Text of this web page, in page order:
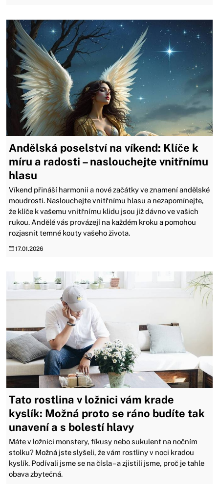
Andělská poselství na víkend: Klíče k
míru a radosti – naslouchejte vnitřnímu
hlasu
Víkend přináší harmonii a nové začátky ve znamení andělské
moudrosti. Naslouchejte vnitřnímu hlasu a nezapomínejte,
že klíče k vašemu vnitřnímu klidu jsou již dávno ve vašich
rukou. Andělé vás provázejí na každém kroku a pomohou
rozjasnit temné kouty vašeho života.
17.01.2026
Tato rostlina v ložnici vám krade
kyslík: Možná proto se ráno budíte tak
unavení a s bolestí hlavy
Máte v ložnici monstery, fíkusy nebo sukulent na nočním
stolku? Možná jste slyšeli, že vám rostliny v noci kradou
kyslík. Podívali jsme se na čísla – a zjistili jsme, proč je tahle
obava zbytečná.